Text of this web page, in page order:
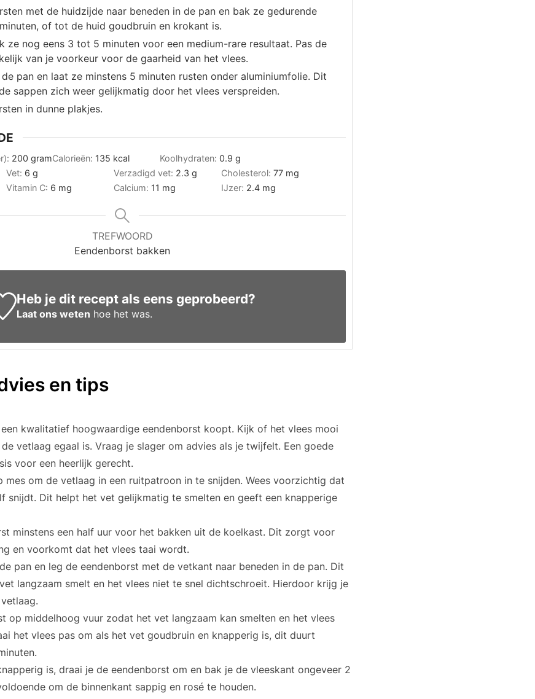
met de huidzijde naar beneden in de pan en bak ze gedurende
of tot de huid goudbruin en krokant is.
ze nog eens 3 tot 5 minuten voor een medium-rare resultaat. Pas de
van je voorkeur voor de gaarheid van het vlees.
pan en laat ze minstens 5 minuten rusten onder aluminiumfolie. Dit
sappen zich weer gelijkmatig door het vlees verspreiden.
in dunne plakjes.
200 gramCalorieën: 135 kcal Koolhydraten: 0.9 g
Vet: 6 g Verzadigd vet: 2.3 g Cholesterol: 77 mg
Vitamin C: 6 mg Calcium: 11 mg IJzer: 2.4 mg
TREFWOORD
Eendenborst bakken
Heb je dit recept als eens geprobeerd?
Laat ons weten hoe het was.
en tips
kwalitatief hoogwaardige eendenborst koopt. Kijk of het vlees mooi
vetlaag egaal is. Vraag je slager om advies als je twijfelt. Een goede
voor een heerlijk gerecht.
mes om de vetlaag in een ruitpatroon in te snijden. Wees voorzichtig dat
snijdt. Dit helpt het vet gelijkmatig te smelten en geeft een knapperige
minstens een half uur voor het bakken uit de koelkast. Dit zorgt voor
en voorkomt dat het vlees taai wordt.
pan en leg de eendenborst met de vetkant naar beneden in de pan. Dit
langzaam smelt en het vlees niet te snel dichtschroeit. Hierdoor krijg je
op middelhoog vuur zodat het vet langzaam kan smelten en het vlees
het vlees pas om als het vet goudbruin en knapperig is, dit duurt
is, draai je de eendenborst om en bak je de vleeskant ongeveer 2
om de binnenkant sappig en rosé te houden.